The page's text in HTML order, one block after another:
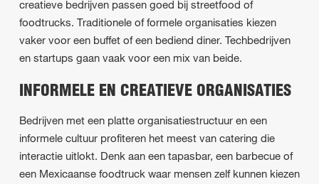
creatieve bedrijven passen goed bij streetfood of
foodtrucks. Traditionele of formele organisaties kiezen
vaker voor een buffet of een bediend diner. Techbedrijven
en startups gaan vaak voor een mix van beide.
INFORMELE EN CREATIEVE ORGANISATIES
Bedrijven met een platte organisatiestructuur en een
informele cultuur profiteren het meest van catering die
interactie uitlokt. Denk aan een tapasbar, een barbecue of
een Mexicaanse foodtruck waar mensen zelf kunnen kiezen